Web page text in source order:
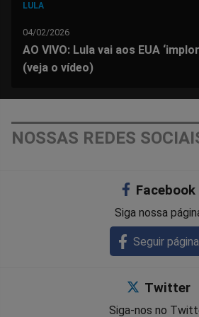
LULA
04/02/2026
AO VIVO: Lula vai aos EUA
(veja o vídeo)
NOSSAS REDES
Facebook
Siga nossa
Seguir página
Twitter
Siga-nos no